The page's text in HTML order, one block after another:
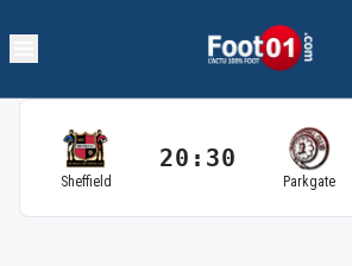
Sheffield
20:30
Parkgate